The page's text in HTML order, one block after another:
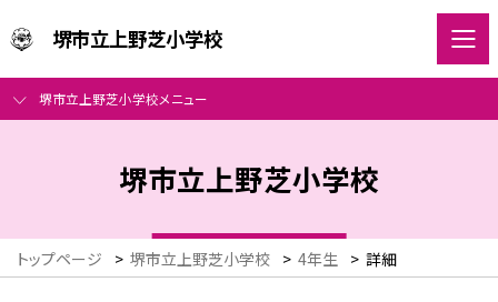
堺市立上野芝小学校
堺市立上野芝小学校メニュー
堺市立上野芝小学校
トップページ > 堺市立上野芝小学校 > 4年生 > 詳細